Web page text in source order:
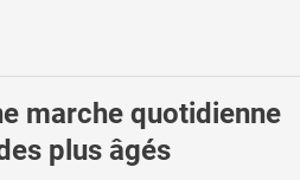
marche quotidienne
plus âgés